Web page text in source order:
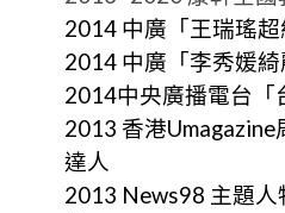
2014 中廣「王瑞瑤
2014 中廣「李秀媛
2014中央廣播電台「
2013 香港
達人
2013 News98 主題